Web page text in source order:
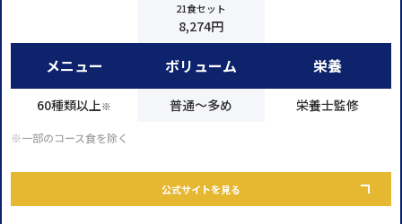
21食セット
8,274円
メニュー
60種類以上※
ボリューム
普通～多め
栄養
栄養士監修
※一部のコース食を除く
公式サイトを見る